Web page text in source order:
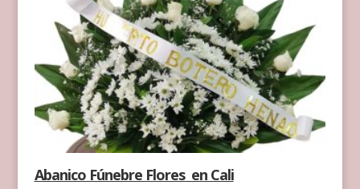
Abanico Fúnebre Flores en Cali